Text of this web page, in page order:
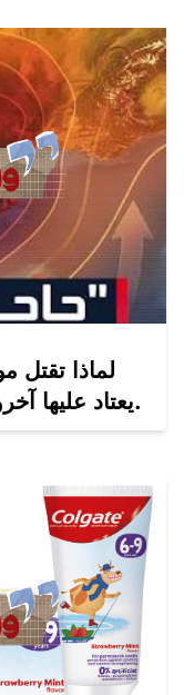
لماذا تقتل
يعتاد عليها آخرون في الدول العربية مثل مصر.